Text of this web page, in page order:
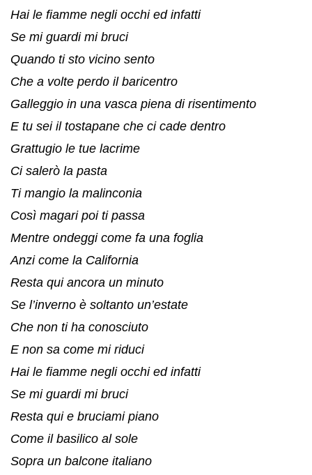
Hai le fiamme negli occhi ed infatti
Se mi guardi mi bruci
Quando ti sto vicino sento
Che a volte perdo il baricentro
Galleggio in una vasca piena di risentimento
E tu sei il tostapane che ci cade dentro
Grattugio le tue lacrime
Ci salerò la pasta
Ti mangio la malinconia
Così magari poi ti passa
Mentre ondeggi come fa una foglia
Anzi come la California
Resta qui ancora un minuto
Se l’inverno è soltanto un’estate
Che non ti ha conosciuto
E non sa come mi riduci
Hai le fiamme negli occhi ed infatti
Se mi guardi mi bruci
Resta qui e bruciami piano
Come il basilico al sole
Sopra un balcone italiano